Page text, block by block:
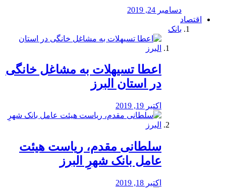
دسامبر 24, 2019
اقتصاد
بانک
️اعطا تسیهلات به مشاغل خانگی
در استان البرز
اکتبر 19, 2019
سلطانی مقدم، ریاست هیئت
عامل بانک شهرِ البرز
اکتبر 18, 2019